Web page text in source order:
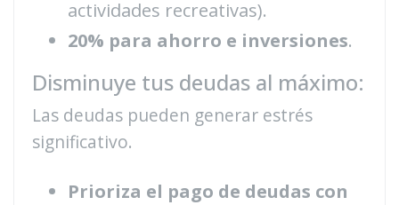
actividades recreativas).
20% para ahorro e inversiones.
Disminuye tus deudas al máximo:
Las deudas pueden generar estrés
significativo.
Prioriza el pago de deudas con